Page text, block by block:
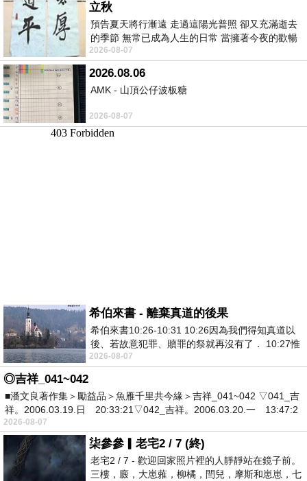
立秋
預告夏天將行漸遠 走過這陽光普照 卻又充滿逝去
的季節 無常已成為人生的日常 當擁著今夜的歡暢
舒心 轉眼驟成昨日 而明晨 太陽
2026-08-07
2026.08.06
AMK - 山頂公仔波板糖
2026-08-07
希伯來書 - 離棄真道的後果
希伯來書10:26-10:31 10:26因為我們得知真道以
後、若故意犯罪、贖罪的祭就再沒有了． 10:27惟
有戰懼等候審判和那燒滅眾敵人的烈火
2026-08-07
◎吉祥_041~042
■潘文良著作集＞勵益品＞魚雁千里共今緣＞吉祥_041~042 ▽041_吉
祥。2006.03.19.日 20:33:21▽042_吉祥。2006.03.20.一 13:47:2
2026-08-07
柒參參▎老宅2 / 7 (終)
老宅2 / 7 - 歡迎回家照片裡的人靜靜站在鏡子前。
三樓，廄，大崽蕥，柳橘，閆兒，摩斯和崽崽，七